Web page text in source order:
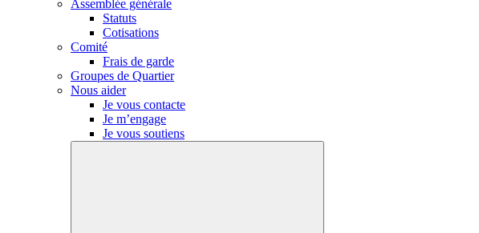
Assemblée générale
Statuts
Cotisations
Comité
Frais de garde
Groupes de Quartier
Nous aider
Je vous contacte
Je m’engage
Je vous soutiens